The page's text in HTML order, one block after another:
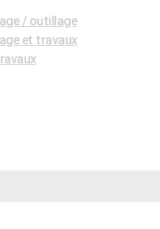
/ outillage
et travaux